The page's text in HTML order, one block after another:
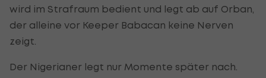
wird im Strafraum bedient und legt ab auf Orban,
der alleine vor Keeper Babacan keine Nerven
zeigt.
Der Nigerianer legt nur Momente später nach.